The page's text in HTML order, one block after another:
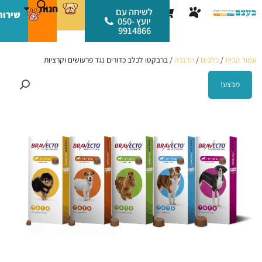
לתוכן
עגלת
קניות
לשיחה עם
יועץ 050-
9914866
חנות
עמוד הבית/ כלבים / הדברה/ ברבקטו לכלב כדורים נגד פרעושים וקרציות
מבצע!